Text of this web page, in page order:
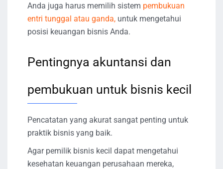
Anda juga harus memilih sistem pembukuan
entri tunggal atau ganda, untuk mengetahui
posisi keuangan bisnis Anda.
Pentingnya akuntansi dan
pembukuan untuk bisnis kecil
Pencatatan yang akurat sangat penting untuk
praktik bisnis yang baik.
Agar pemilik bisnis kecil dapat mengetahui
kesehatan keuangan perusahaan mereka,